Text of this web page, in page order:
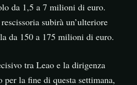
da 1,5 a 7 milioni di euro.
subirà un’ulteriore
da 150 a 175 milioni di euro.
tra Leao e la dirigenza
per la fine di questa settimana,